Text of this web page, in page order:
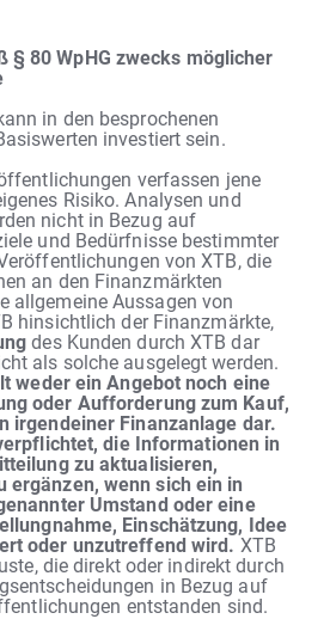
§ 80 WpHG zwecks möglicher
in den besprochenen
investiert sein.
verfassen jene
Risiko. Analysen und
nicht in Bezug auf
und Bedürfnisse bestimmter
von XTB, die
an den Finanzmärkten
allgemeine Aussagen von
hinsichtlich der Finanzmärkte,
des Kunden durch XTB dar
als solche ausgelegt werden.
weder ein Angebot noch eine
oder Aufforderung zum Kauf,
irgendeiner Finanzanlage dar.
die Informationen in
zu aktualisieren,
ergänzen, wenn sich ein in
Umstand oder eine
Einschätzung, Idee
oder unzutreffend wird. XTB
die direkt oder indirekt durch
in Bezug auf
entstanden sind.